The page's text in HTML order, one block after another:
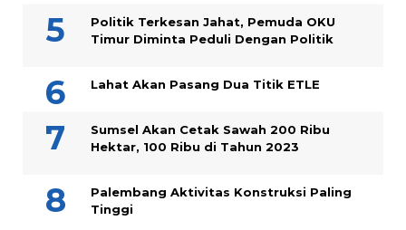
Politik Terkesan Jahat, Pemuda OKU
Timur Diminta Peduli Dengan Politik
Lahat Akan Pasang Dua Titik ETLE
Sumsel Akan Cetak Sawah 200 Ribu
Hektar, 100 Ribu di Tahun 2023
Palembang Aktivitas Konstruksi Paling
Tinggi